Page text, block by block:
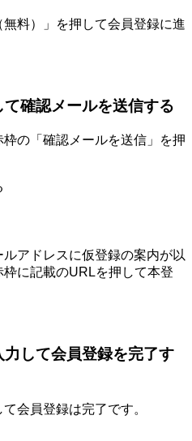
料）」を押して会員登録に進
確認メールを送信する
の「確認メールを送信」を押
アドレスに仮登録の案内が以
に記載のURLを押して本登
して会員登録を完了す
会員登録は完了です。